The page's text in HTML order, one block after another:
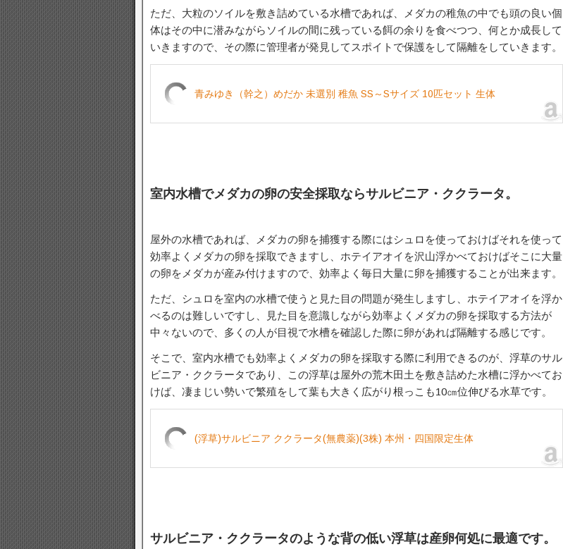
ただ、大粒のソイルを敷き詰めている水槽であれば、メダカの稚魚の中でも頭の良い個
体はその中に潜みながらソイルの間に残っている餌の余りを食べつつ、何とか成長して
いきますので、その際に管理者が発見してスポイトで保護をして隔離をしていきます。
青みゆき（幹之）めだか 未選別 稚魚 SS～Sサイズ 10匹セット 生体
室内水槽でメダカの卵の安全採取ならサルビニア・ククラータ。
屋外の水槽であれば、メダカの卵を捕獲する際にはシュロを使っておけばそれを使って
効率よくメダカの卵を採取できますし、ホテイアオイを沢山浮かべておけばそこに大量
の卵をメダカが産み付けますので、効率よく毎日大量に卵を捕獲することが出来ます。
ただ、シュロを室内の水槽で使うと見た目の問題が発生しますし、ホテイアオイを浮か
べるのは難しいですし、見た目を意識しながら効率よくメダカの卵を採取する方法が
中々ないので、多くの人が目視で水槽を確認した際に卵があれば隔離する感じです。
そこで、室内水槽でも効率よくメダカの卵を採取する際に利用できるのが、浮草のサル
ビニア・ククラータであり、この浮草は屋外の荒木田土を敷き詰めた水槽に浮かべてお
けば、凄まじい勢いで繁殖をして葉も大きく広がり根っこも10㎝位伸びる水草です。
(浮草)サルビニア ククラータ(無農薬)(3株) 本州・四国限定生体
サルビニア・ククラータのような背の低い浮草は産卵何処に最適です。